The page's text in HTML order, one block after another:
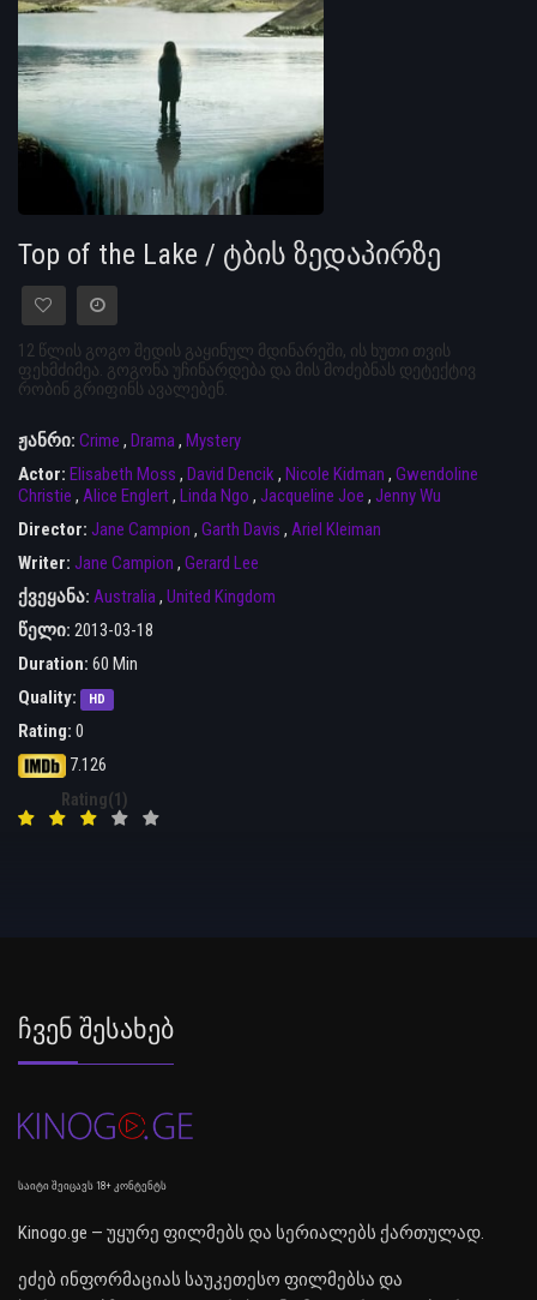
Top of the Lake / ტბის ზედაპირზე
12 წლის გოგო შედის გაყინულ მდინარეში, ის ხუთი თვის
ფეხმძიმეა. გოგონა უჩინარდება და მის მოძებნას დეტექტივ
რობინ გრიფინს ავალებენ.
ჟანრი: Crime , Drama, Mystery
Actor: Elisabeth Moss , David Dencik , Nicole Kidman , Gwendoline
Christie , Alice Englert, Linda Ngo , Jacqueline Joe , Jenny Wu
Director: Jane Campion , Garth Davis , Ariel Kleiman
Writer: Jane Campion , Gerard Lee
ქვეყანა: Australia, United Kingdom
წელი: 2013-03-18
Duration: 60 Min
Quality:
HD
Rating: 0
7.126
Rating(1)
Ჩვენ Შესახებ
საიტი შეიცავს 18+ კონტენტს
Kinogo.ge — უყურე ფილმებს და სერიალებს ქართულად.
ეძებ ინფორმაციას საუკეთესო ფილმებსა და